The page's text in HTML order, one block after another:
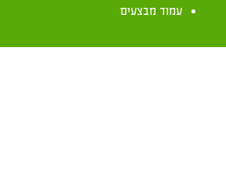
עמוד מבצעים